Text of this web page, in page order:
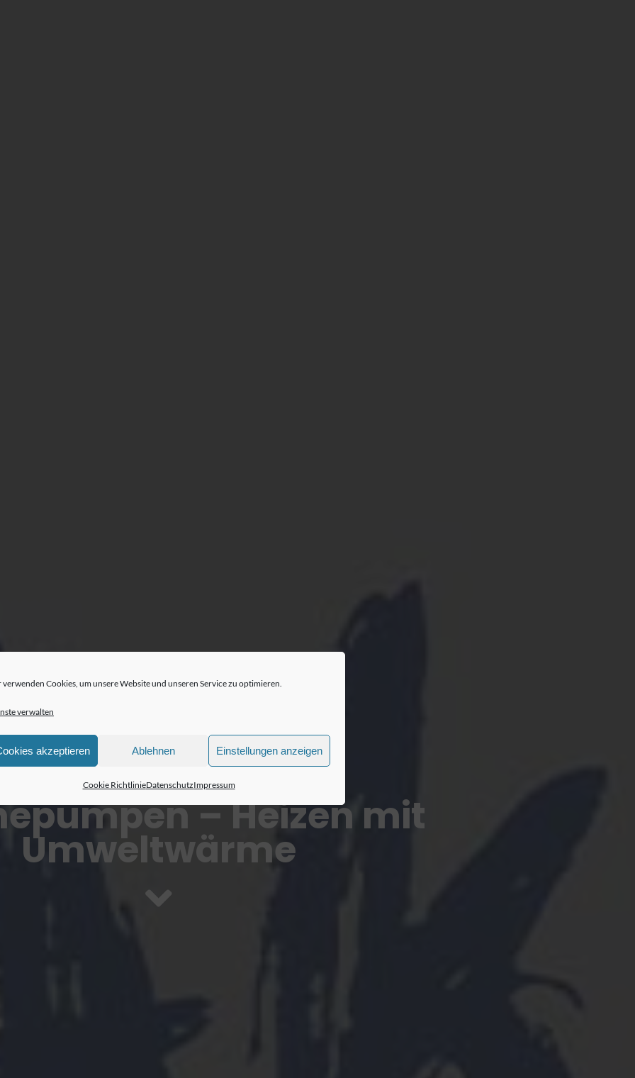
verwenden Cookies, um unsere Website und unseren Service zu optimieren.
verwalten
akzeptieren Ablehnen Einstellungen anzeigen
Cookie RichtlinieDatenschutzImpressum
– Heizen mit
Umweltwärme